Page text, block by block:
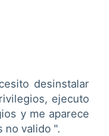
desinstalar
ejecuto
y me aparece
no valido ".